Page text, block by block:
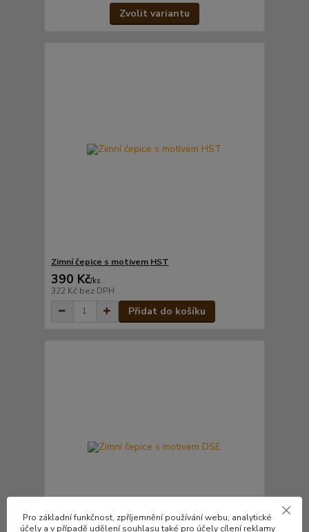
Zvolit variantu
Zimní čepice s motivem HST
390 Kč/ks
322 Kč bez DPH
Přidat do košíku
Pro základní funkčnost, zpříjemnění používání webu, analytické
účely a v případě udělení souhlasu také pro účely cílení reklamy